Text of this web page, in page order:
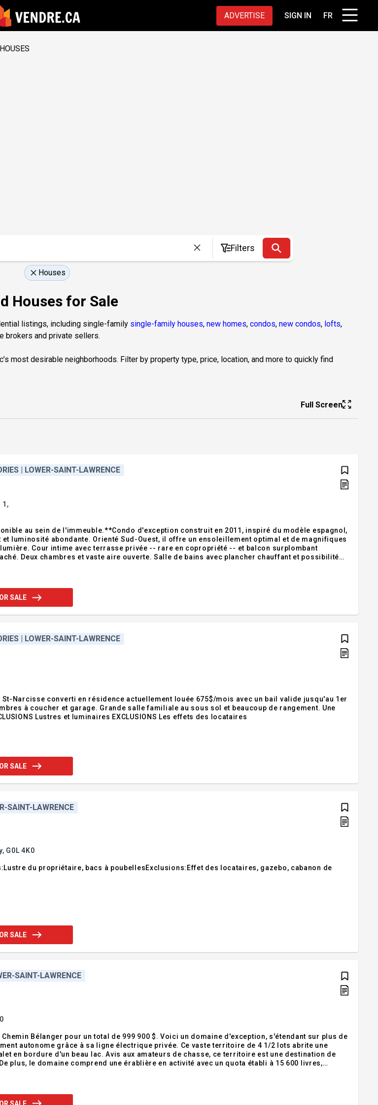
ADVERTISE SIGN IN FR
HOUSES
Filters
Houses
Houses for Sale
listings, including single-family single-family houses, new homes, condos, new condos, lofts,
brokers and private sellers.
most desirable neighborhoods. Filter by property type, price, location, and more to quickly find
Full Screen
| LOWER-SAINT-LAWRENCE
1,
au sein de l'immeuble.**Condo d'exception construit en 2011, inspiré du modèle espagnol,
luminosité abondante. Orienté Sud-Ouest, il offre un ensoleillement optimal et de magnifiques
Cour intime avec terrasse privée -- rare en copropriété -- et balcon surplombant
Deux chambres et vaste aire ouverte. Salle de bains avec plancher chauffant et possibilité
SALE
| LOWER-SAINT-LAWRENCE
St-Narcisse converti en résidence actuellement louée 675$/mois avec un bail valide jusqu'au 1er
à coucher et garage. Grande salle familiale au sous sol et beaucoup de rangement. Une
belle opportunité. INCLUSIONS Lustres et luminaires EXCLUSIONS Les effets des locataires
SALE
SAINT-LAWRENCE
G0L 4K0
du propriétaire, bacs à poubellesExclusions:Effet des locataires, gazebo, cabanon de
SALE
SAINT-LAWRENCE
Chemin Bélanger pour un total de 999 900 $. Voici un domaine d'exception, s'étendant sur plus de
autonome grâce à sa ligne électrique privée. Ce vaste territoire de 4 1/2 lots abrite une
en bordure d'un beau lac. Avis aux amateurs de chasse, ce territoire est une destination de
plus, le domaine comprend une érablière en activité avec un quota établi à 15 600 livres,
SALE